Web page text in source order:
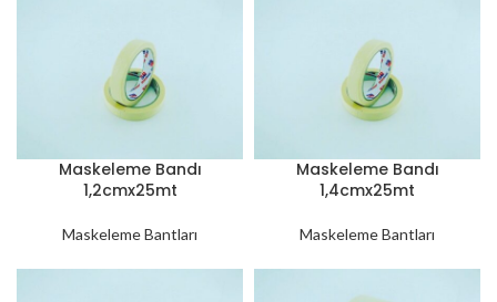
Maskeleme Bandı
1,2cmx25mt
Maskeleme Bantları
Maskeleme Bandı
1,4cmx25mt
Maskeleme Bantları